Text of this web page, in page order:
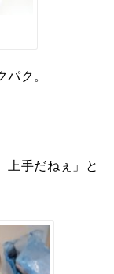
ク。
上手だねぇ」と